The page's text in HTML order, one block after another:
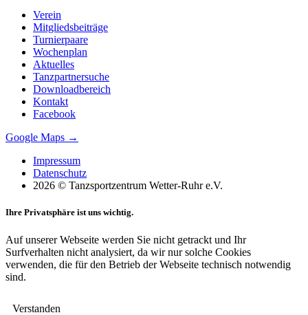
Verein
Mitgliedsbeiträge
Turnierpaare
Wochenplan
Aktuelles
Tanzpartnersuche
Downloadbereich
Kontakt
Facebook
Google Maps →
Impressum
Datenschutz
2026 © Tanzsportzentrum Wetter-Ruhr e.V.
Ihre Privatsphäre ist uns wichtig.
Auf unserer Webseite werden Sie nicht getrackt und Ihr
Surfverhalten nicht analysiert, da wir nur solche Cookies
verwenden, die für den Betrieb der Webseite technisch notwendig
sind.
Verstanden